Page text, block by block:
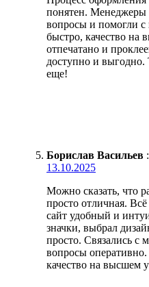
понятен. Менеджеры
вопросы и помогли с
быстро, качество на
отпечатано и
доступно и выгодно.
еще!
Борислав Васильев :
13.10.2025
Можно сказать, что
просто отличная.
сайт удобный и
значки, выбрал
просто. Связались с
вопросы
качество на высшем